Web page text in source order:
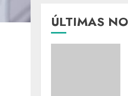
ÚLTIMAS
1